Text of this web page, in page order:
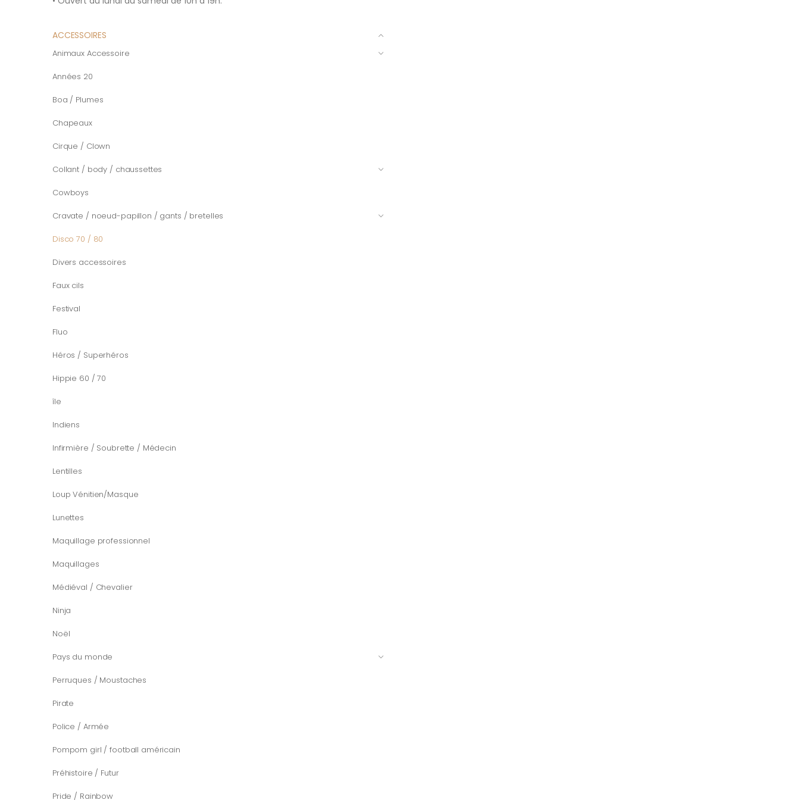
ACCESSOIRES
Animaux Accessoire
Années 20
Boa / Plumes
Chapeaux
Cirque / Clown
Collant / body / chaussettes
Cowboys
Cravate / noeud-papillon / gants / bretelles
Disco 70 / 80
Divers accessoires
Faux cils
Festival
Fluo
Héros / Superhéros
Hippie 60 / 70
île
Indiens
Infirmière / Soubrette / Médecin
Lentilles
Loup Vénitien/Masque
Lunettes
Maquillage professionnel
Maquillages
Médiéval / Chevalier
Ninja
Noël
Pays du monde
Perruques / Moustaches
Pirate
Police / Armée
Pompom girl / football américain
Préhistoire / Futur
Pride / Rainbow